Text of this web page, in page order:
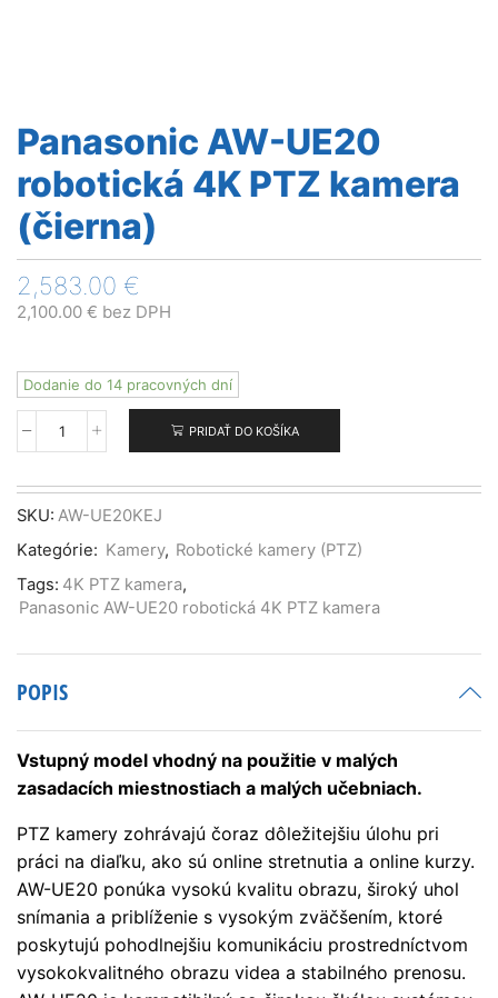
Panasonic AW-UE20
robotická 4K PTZ kamera
(čierna)
2,583.00 €
2,100.00 € bez DPH
Dodanie do 14 pracovných dní
množstvo
AW-
UE20
4K
PTZ
kamera
PRIDAŤ DO KOŠÍKA
SKU: AW-UE20KEJ
Kategórie: Kamery, Robotické kamery (PTZ)
Tags: 4K PTZ kamera,
Panasonic AW-UE20 robotická 4K PTZ kamera
POPIS
Vstupný model vhodný na použitie v malých
zasadacích miestnostiach a malých učebniach.
PTZ kamery zohrávajú čoraz dôležitejšiu úlohu pri
práci na diaľku, ako sú online stretnutia a online kurzy.
AW-UE20 ponúka vysokú kvalitu obrazu, široký uhol
snímania a priblíženie s vysokým zväčšením, ktoré
poskytujú pohodlnejšiu komunikáciu prostredníctvom
vysokokvalitného obrazu videa a stabilného prenosu.